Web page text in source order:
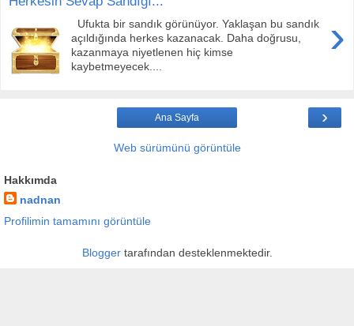
›
Ufukta bir sandık görünüyor. Yaklaşan bu sandık
açıldığında herkes kazanacak. Daha doğrusu,
kazanmaya niyetlenen hiç kimse
kaybetmeyecek....
›
Ana Sayfa
Web sürümünü görüntüle
Hakkımda
nadnan
Profilimin tamamını görüntüle
Bloggertarafından desteklenmektedir.